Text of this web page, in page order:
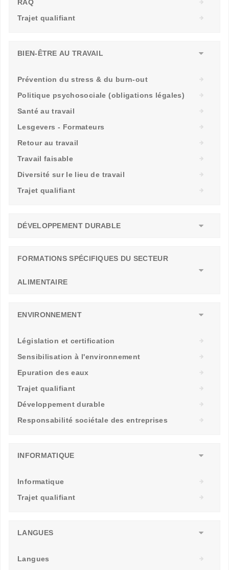
RAQ
Trajet qualifiant
BIEN-ÊTRE AU TRAVAIL
Prévention du stress & du burn-out
Politique psychosociale (obligations légales)
Santé au travail
Lesgevers - Formateurs
Retour au travail
Travail faisable
Diversité sur le lieu de travail
Trajet qualifiant
DÉVELOPPEMENT DURABLE
FORMATIONS SPÉCIFIQUES DU SECTEUR
ALIMENTAIRE
ENVIRONNEMENT
Législation et certification
Sensibilisation à l'environnement
Epuration des eaux
Trajet qualifiant
Développement durable
Responsabilité sociétale des entreprises
INFORMATIQUE
Informatique
Trajet qualifiant
LANGUES
Langues